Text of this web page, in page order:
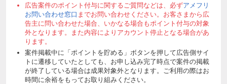
広告案件のポイント付与に関するご質問などは、必ずアメフリ
お問い合わせ窓口 までお問い合わせください。お客さまから広
告主に問い合わせた場合、いかなる場合もポイント付与の対象
外となります。また内容によりアカウント停止となる場合があ
ります。
案件掲載中に「ポイントを貯める」ボタンを押して広告側サイ
トに遷移していたとしても、お申し込み完了時点で案件の掲載
が終了している場合は成果対象外となります。ご利用の際はお
時間に余裕をもってお取り組みください。